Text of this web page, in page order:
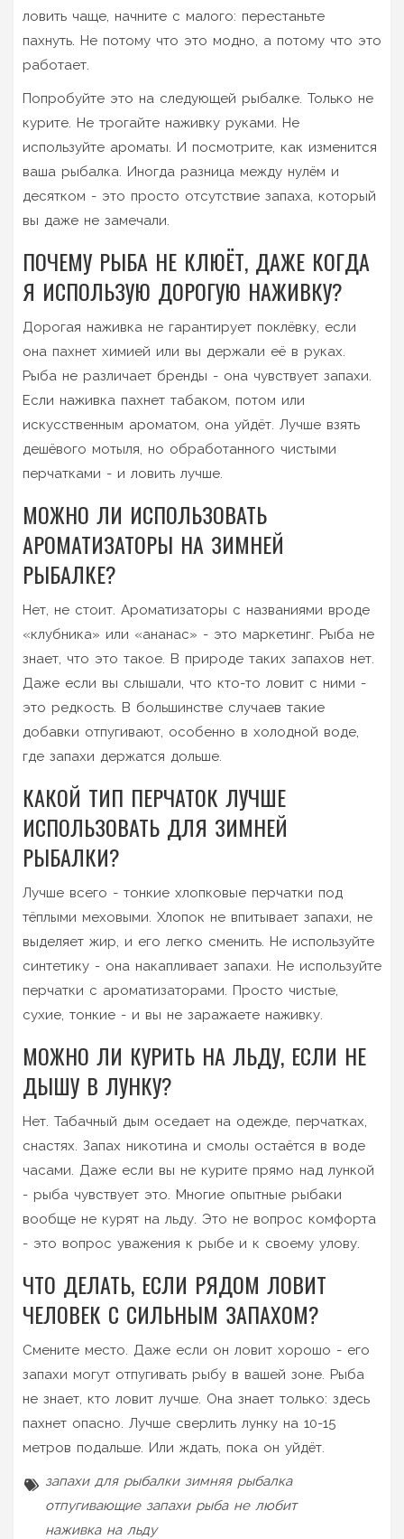
ловить чаще, начните с малого: перестаньте
пахнуть. Не потому что это модно, а потому что это
работает.
Попробуйте это на следующей рыбалке. Только не
курите. Не трогайте наживку руками. Не
используйте ароматы. И посмотрите, как изменится
ваша рыбалка. Иногда разница между нулём и
десятком - это просто отсутствие запаха, который
вы даже не замечали.
ПОЧЕМУ РЫБА НЕ КЛЮЁТ, ДАЖЕ КОГДА
Я ИСПОЛЬЗУЮ ДОРОГУЮ НАЖИВКУ?
Дорогая наживка не гарантирует поклёвку, если
она пахнет химией или вы держали её в руках.
Рыба не различает бренды - она чувствует запахи.
Если наживка пахнет табаком, потом или
искусственным ароматом, она уйдёт. Лучше взять
дешёвого мотыля, но обработанного чистыми
перчатками - и ловить лучше.
МОЖНО ЛИ ИСПОЛЬЗОВАТЬ
АРОМАТИЗАТОРЫ НА ЗИМНЕЙ
РЫБАЛКЕ?
Нет, не стоит. Ароматизаторы с названиями вроде
«клубника» или «ананас» - это маркетинг. Рыба не
знает, что это такое. В природе таких запахов нет.
Даже если вы слышали, что кто-то ловит с ними -
это редкость. В большинстве случаев такие
добавки отпугивают, особенно в холодной воде,
где запахи держатся дольше.
КАКОЙ ТИП ПЕРЧАТОК ЛУЧШЕ
ИСПОЛЬЗОВАТЬ ДЛЯ ЗИМНЕЙ
РЫБАЛКИ?
Лучше всего - тонкие хлопковые перчатки под
тёплыми меховыми. Хлопок не впитывает запахи, не
выделяет жир, и его легко сменить. Не используйте
синтетику - она накапливает запахи. Не используйте
перчатки с ароматизаторами. Просто чистые,
сухие, тонкие - и вы не заражаете наживку.
МОЖНО ЛИ КУРИТЬ НА ЛЬДУ, ЕСЛИ НЕ
ДЫШУ В ЛУНКУ?
Нет. Табачный дым оседает на одежде, перчатках,
снастях. Запах никотина и смолы остаётся в воде
часами. Даже если вы не курите прямо над лункой
- рыба чувствует это. Многие опытные рыбаки
вообще не курят на льду. Это не вопрос комфорта
- это вопрос уважения к рыбе и к своему улову.
ЧТО ДЕЛАТЬ, ЕСЛИ РЯДОМ ЛОВИТ
ЧЕЛОВЕК С СИЛЬНЫМ ЗАПАХОМ?
Смените место. Даже если он ловит хорошо - его
запахи могут отпугивать рыбу в вашей зоне. Рыба
не знает, кто ловит лучше. Она знает только: здесь
пахнет опасно. Лучше сверлить лунку на 10-15
метров подальше. Или ждать, пока он уйдёт.
запахи для рыбалки зимняя рыбалка
отпугивающие запахи рыба не любит
наживка на льду